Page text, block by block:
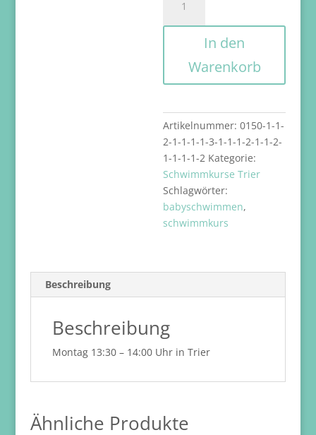
24
05.10.
–
07.12.2026
Menge
In den
Warenkorb
Artikelnummer:0150-1-1-
2-1-1-1-1-3-1-1-1-2-1-1-2-
1-1-1-1-2 Kategorie:
Schwimmkurse Trier
Schlagwörter:
babyschwimmen,
schwimmkurs
Beschreibung
Beschreibung
Montag 13:30 – 14:00 Uhr in Trier
Ähnliche Produkte